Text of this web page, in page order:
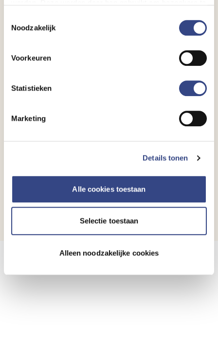
is advertenties weergeven die relevant zijn voor de
onderaan de pagina.
Noodzakelijk
Voorkeuren
Statistieken
Marketing
Details tonen
Alle cookies toestaan
Selectie toestaan
Alleen noodzakelijke cookies
bedrijventerrein Papendorp
kantoorpand op bedrijventerrein Papendorp. De
waardoor het huidige pand aan de Oudlaan te klein
Papendorpseweg 91-99, in Secoya Gebouw C.
Meer nieuws